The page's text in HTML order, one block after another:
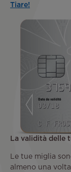
Tiare!
La validità delle
Le tue miglia
almeno una